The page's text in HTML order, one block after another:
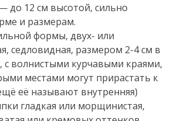
до 12 см высотой, сильно
и размерам.
формы, двух- или
седловидная, размером 2-4 см в
с волнистыми курчавыми краями,
местами могут прирастать к
её называют внутренняя)
гладкая или морщинистая,